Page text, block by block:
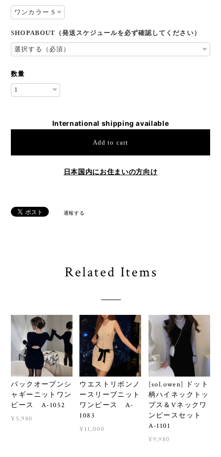
SHOPABOUT（発送スケジュールを必ず確認してください）
数量
International shipping available
Add to cart
日本国内にお住まいの方向け
通報する
Related Items
バックオープンシ
ャギーニットワン
ピース A-1052
¥5,980
ウエストリボンノ
ースリーブニット
ワンピース A-
1083
¥11,000
[sol.owen] ドット
柄ハイネックトッ
プス＆Vネックワ
ンピースセット
A-1101
¥9,980